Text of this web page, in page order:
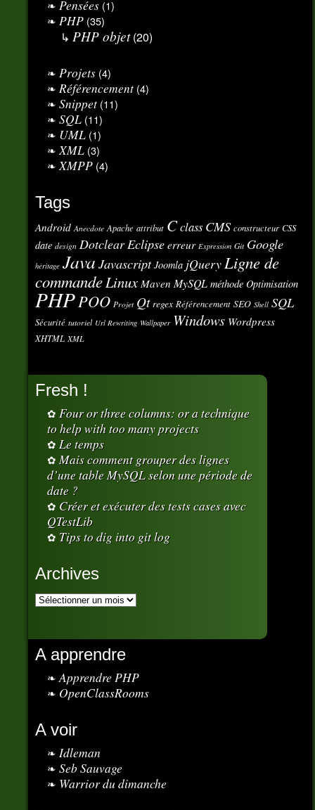
Pensées (1)
PHP (35)
PHP objet(20)
Projets (4)
Référencement (4)
Snippet (11)
SQL (11)
UML (1)
XML (3)
XMPP (4)
Tags
Android Anecdote Apache attribut Cclass CMS constructeur CSS
date design DotclearEclipse erreur Expression Git Google
héritage Java Javascript Joomla jQueryLigne de
commandeLinux Maven MySQL méthode Optimisation
PHPPOO Projet Qt regex Référencement SEO Shell SQL
Sécurité tutoriel Url Rewriting Wallpaper Windows Wordpress
XHTML XML
Fresh !
Four or three columns: or a technique
to help with too many projects
Le temps
Mais comment grouper des lignes
d’une table MySQL selon une période de
date ?
Créer et exécuter des tests cases avec
QTestLib
Tips to dig into git log
Archives
A apprendre
Apprendre PHP
OpenClassRooms
A voir
Idleman
Seb Sauvage
Warrior du dimanche